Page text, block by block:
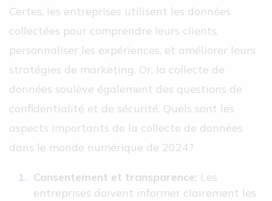
Certes, les entreprises utilisent les données
collectées pour comprendre leurs clients,
personnaliser les expériences, et améliorer leurs
stratégies de marketing. Or, la collecte de
données soulève également des questions de
confidentialité et de sécurité. Quels sont les
aspects importants de la collecte de données
dans le monde numérique de 2024?
Consentement et transparence: Les
entreprises doivent informer clairement les